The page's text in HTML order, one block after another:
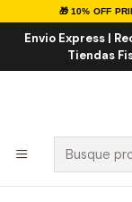
🎁 10% OFF
Envio Express |
Tiendas
Airis Vertex